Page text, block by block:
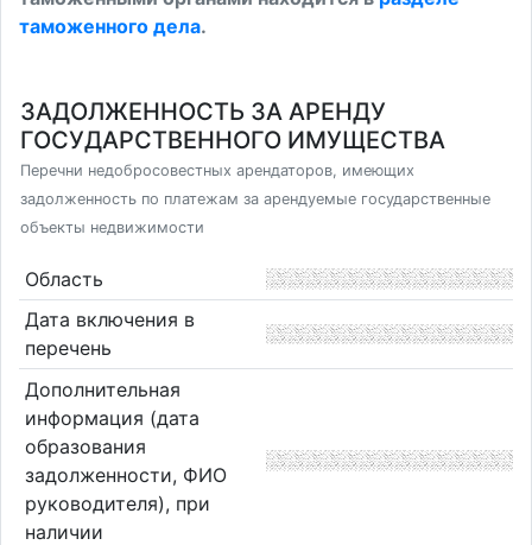
таможенного дела.
ЗАДОЛЖЕННОСТЬ ЗА АРЕНДУ
ГОСУДАРСТВЕННОГО ИМУЩЕСТВА
Перечни недобросовестных арендаторов, имеющих
задолженность по платежам за арендуемые государственные
объекты недвижимости
Область
Дата включения в
перечень
Дополнительная
информация (дата
образования
задолженности, ФИО
руководителя), при
наличии